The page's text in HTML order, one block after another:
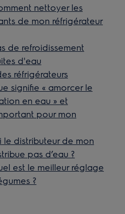
nettoyer les
de mon réfrigérateur
de refroidissement
d'eau
réfrigérateurs
signifie « amorcer le
en eau » et
pour mon
le distributeur de mon
pas d’eau ?
est le meilleur réglage
?